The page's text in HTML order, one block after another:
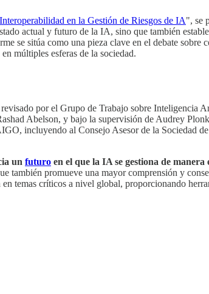
en la Gestión de Riesgos de IA", se
actual y futuro de la IA, sino que también
se sitúa como una pieza clave en el debate
múltiples esferas de la sociedad.
por el Grupo de Trabajo sobre
Abelson, y bajo la supervisión de Audrey
incluyendo al Consejo Asesor de la
un futuro en el que la IA se gestiona de manera
promueve una mayor comprensión y
críticos a nivel global, proporcionando